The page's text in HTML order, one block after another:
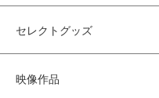
セレクトグッズ
映像作品